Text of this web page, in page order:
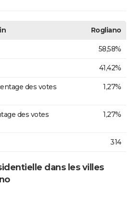
Rogliano
58,58%
41,42%
des votes
1,27%
des votes
1,27%
314
dans les villes